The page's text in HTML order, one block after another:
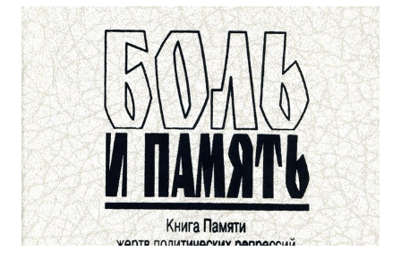
подчиненных и увлек их за собой в атаку, заняв
укрепленные окопы противника. [II-8075, III-52277, IV-93711]
3002 КАТКОВ Моисей — 4 Финляндский стр. полк,
подпрапорщик. За то, что в бою 6.02.1915, за убылью
ротного командира, принял командование ротой, и своей
распорядительностью удержал порядок и отбил атаку
противника, с большим для него уроном. Произведен в
прапорщики за боевые отличия приказом
Главнокомандующего армиями Юго-Западного фронта No